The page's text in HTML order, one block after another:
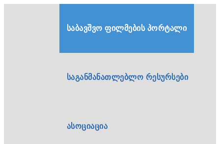
საბავშვო ფილმების პორტალი
საგანმანათლებლო რესურსები
ასოციაცია